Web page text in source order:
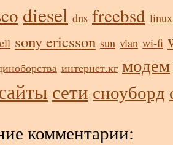
diesel dns freebsd linux
sony ericsson sun vlan wi-fi
интернет.кг модем
сети сноуборд
комментарии: